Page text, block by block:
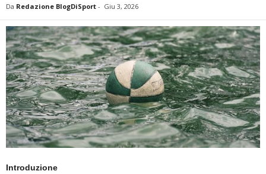
Da Redazione BlogDiSport - Giu 3, 2026
Introduzione